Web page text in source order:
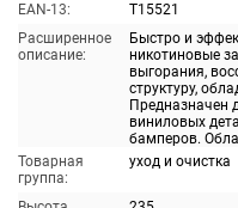
EAN-13:
T15521
Расширенное
описание:
Быстро и
никотиновые
выгорания,
структуру,
Предназначен
виниловых
бамперов.
Товарная
группа:
уход и очистка